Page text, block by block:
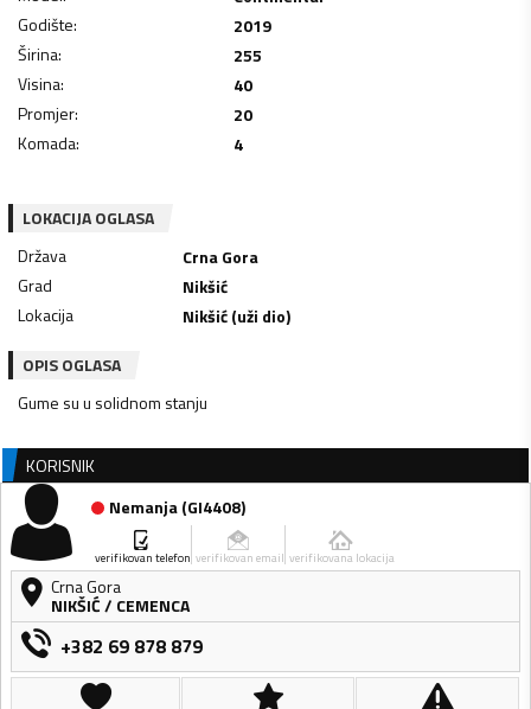
Godište:
2019
Širina:
255
Visina:
40
Promjer:
20
Komada: 4
LOKACIJA OGLASA
Država
Crna Gora
Grad
Nikšić
Lokacija
Nikšić (uži dio)
OPIS OGLASA
Gume su u solidnom stanju
KORISNIK
Nemanja(GI4408)
verifikovan telefon verifikovan email verifikovana lokacija
Crna Gora
NIKŠIĆ/ CEMENCA
+382 69 878 879